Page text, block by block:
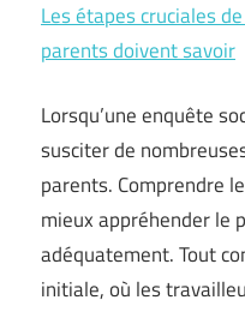
Les étapes cruciales
parents doivent savoir
Lorsqu’une enquête
susciter de
parents. Comprendre
mieux appréhender le
adéquatement. Tout
initiale, où les